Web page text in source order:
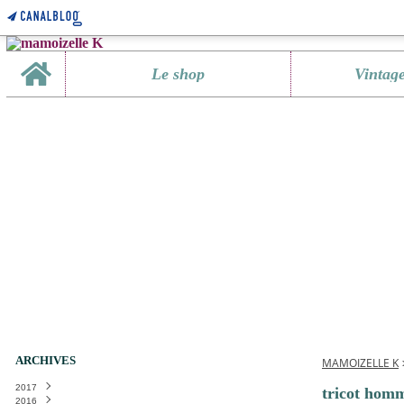
Home
Le shop
ARCHIVES
2017
Janvier
2016
MAMOIZELLE K
tricot